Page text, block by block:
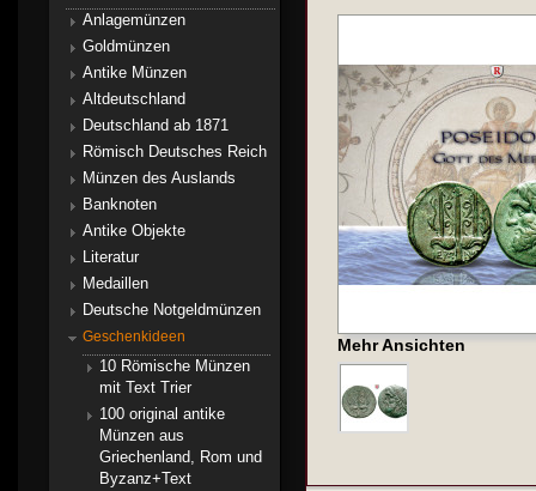
Mehr Ansichten
Anlagemünzen
Goldmünzen
Antike Münzen
Altdeutschland
Deutschland ab 1871
Römisch Deutsches Reich
Münzen des Auslands
Banknoten
Antike Objekte
Literatur
Medaillen
Deutsche Notgeldmünzen
Geschenkideen
10 Römische Münzen
mit Text Trier
100 original antike
Münzen aus
Griechenland, Rom und
Byzanz+Text